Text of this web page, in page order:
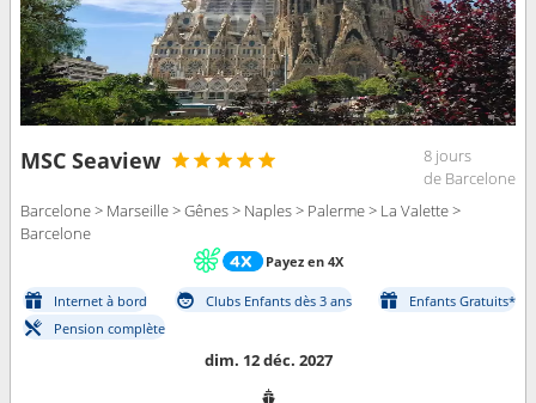
MSC Seaview
8 jours
de Barcelone
Barcelone > Marseille > Gênes > Naples > Palerme > La Valette >
Barcelone
Payez en 4X
Internet à bord Clubs Enfants dès 3 ans
Enfants Gratuits*
Pension complète
dim. 12 déc. 2027